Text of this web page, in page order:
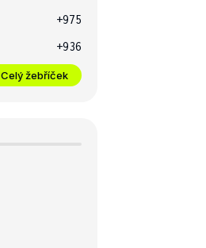
+975
+936
Celý žebříček